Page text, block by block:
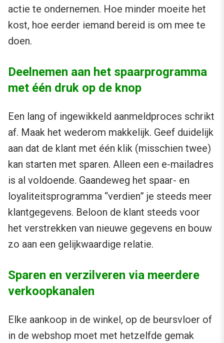
actie te ondernemen. Hoe minder moeite het
kost, hoe eerder iemand bereid is om mee te
doen.
Deelnemen aan het spaarprogramma
met één druk op de knop
Een lang of ingewikkeld aanmeldproces schrikt
af. Maak het wederom makkelijk. Geef duidelijk
aan dat de klant met één klik (misschien twee)
kan starten met sparen. Alleen een e-mailadres
is al voldoende. Gaandeweg het spaar- en
loyaliteitsprogramma “verdien” je steeds meer
klantgegevens. Beloon de klant steeds voor
het verstrekken van nieuwe gegevens en bouw
zo aan een gelijkwaardige relatie.
Sparen en verzilveren via meerdere
verkoopkanalen
Elke aankoop in de winkel, op de beursvloer of
in de webshop moet met hetzelfde gemak